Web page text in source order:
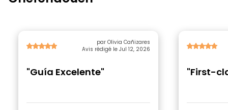
par Olivia Cañizares
Avis rédigé le Jul 12, 2026
"Guía Excelente" "First-